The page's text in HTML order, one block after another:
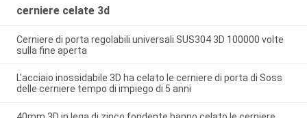
cerniere celate 3d
Cerniere di porta regolabili universali SUS304 3D 100000 volte
sulla fine aperta
L'acciaio inossidabile 3D ha celato le cerniere di porta di Soss
delle cerniere tempo di impiego di 5 anni